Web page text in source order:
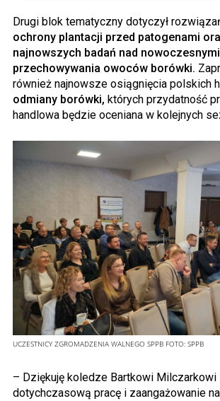
Drugi blok tematyczny dotyczył
ochrony plantacji przed patogenami
najnowszych badań nad
przechowywania owoców borówki.
również najnowsze osiągnięcia polskich
odmiany borówki, których przydatność
handlowa będzie oceniana w kolejnych
UCZESTNICY ZGROMADZENIA WALNEGO SPPB FOTO: SPPB
– Dziękuję koledze Bartkowi Milczarkowi
dotychczasową pracę i zaangażowanie